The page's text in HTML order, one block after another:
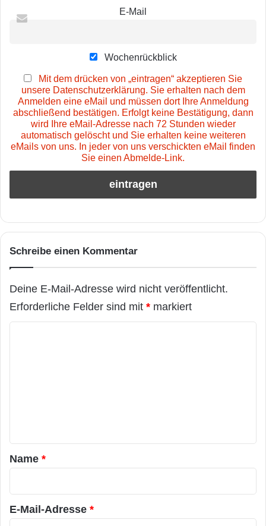
E-Mail
Wochenrückblick
Mit dem drücken von „eintragen“ akzeptieren Sie
unsere Datenschutzerklärung. Sie erhalten nach dem
Anmelden eine eMail und müssen dort Ihre Anmeldung
abschließend bestätigen. Erfolgt keine Bestätigung, dann
wird Ihre eMail-Adresse nach 72 Stunden wieder
automatisch gelöscht und Sie erhalten keine weiteren
eMails von uns. In jeder von uns verschickten eMail finden
Sie einen Abmelde-Link.
Schreibe einen Kommentar
Deine E-Mail-Adresse wird nicht veröffentlicht.
Erforderliche Felder sind mit * markiert
a
r
*
Name *
E-Mail-Adresse *